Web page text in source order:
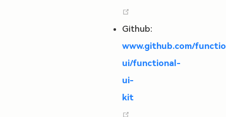
(opens new window)
Github:
www.github.com/
ui/functional-
ui-
kit